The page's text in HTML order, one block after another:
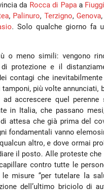
da Rocca di Papaa Fiuggi
, Palinuro, Terzigno, Genova,
. Solo qualche giorno fa
o meno simili: vengono
protezione e il
contagi che
più volte
accrescere quel
in Italia, che passano
attesa che già prima del
fondamentali vanno
altro, e dove ormai
il posto. Alle proteste
contro tutte le
misure “per tutelare la
dell’ultimo briciolo di